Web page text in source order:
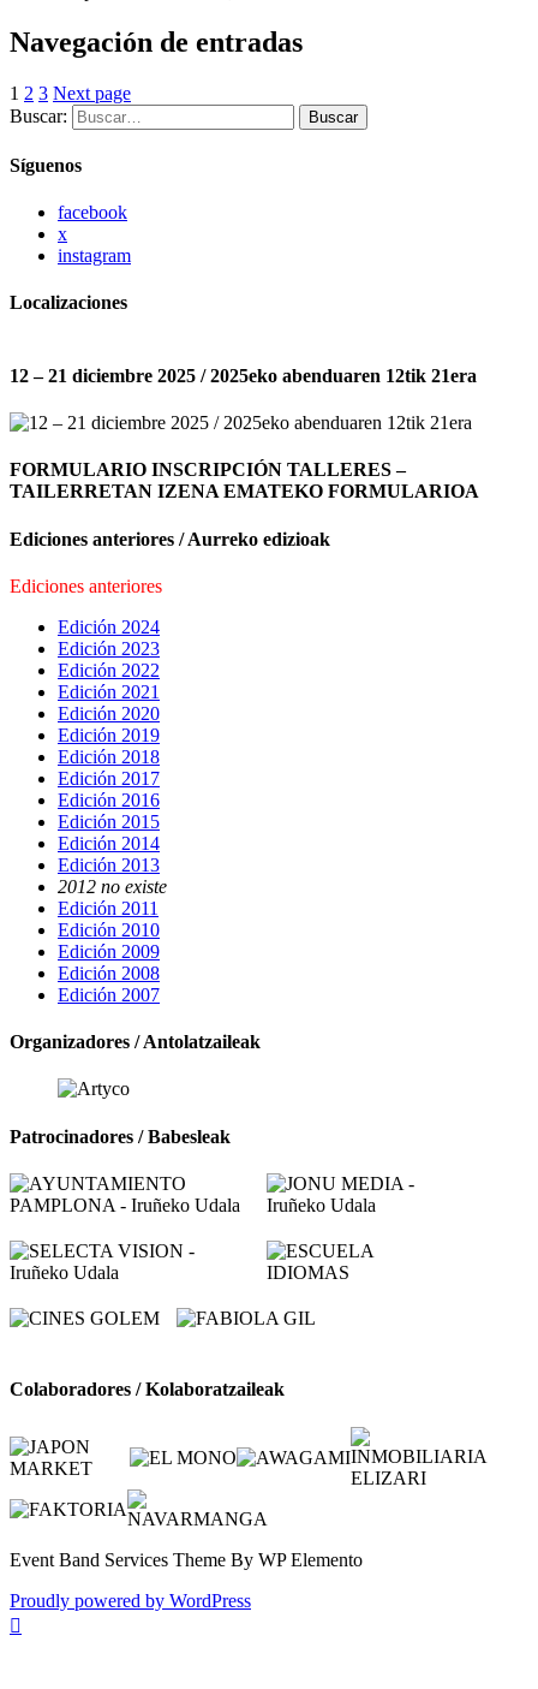
Navegación de entradas
1 2 3 Next page
Buscar:
Buscar
Síguenos
facebook
x
instagram
Localizaciones
12 – 21 diciembre 2025 / 2025eko abenduaren 12tik 21era
FORMULARIO INSCRIPCIÓN TALLERES –
TAILERRETAN IZENA EMATEKO FORMULARIOA
Ediciones anteriores / Aurreko edizioak
Ediciones anteriores
Edición 2024
Edición 2023
Edición 2022
Edición 2021
Edición 2020
Edición 2019
Edición 2018
Edición 2017
Edición 2016
Edición 2015
Edición 2014
Edición 2013
2012 no existe
Edición 2011
Edición 2010
Edición 2009
Edición 2008
Edición 2007
Organizadores / Antolatzaileak
Patrocinadores / Babesleak
Colaboradores / Kolaboratzaileak
Event Band Services Theme By WP Elemento
Proudly powered by WordPress